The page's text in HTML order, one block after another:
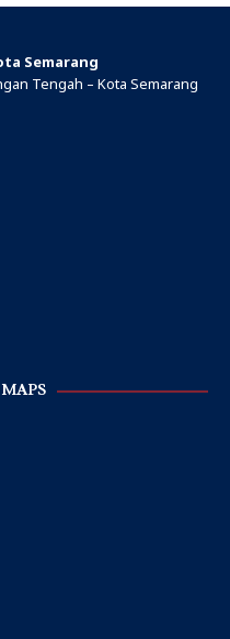
Semarang
Tengah – Kota Semarang